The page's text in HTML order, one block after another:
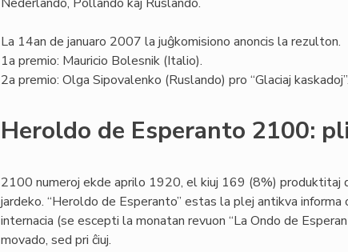
La 14an de januaro 2007 la juĝkomisiono anoncis la rezulton.
1a premio: Mauricio Bolesnik (Italio).
2a premio: Olga Sipovalenko (Ruslando) pro “Glaciaj kaskadoj”.
Heroldo de Esperanto 2100:
2100 numeroj ekde aprilo 1920, el kiuj 169 (8%) produktitaj
jardeko. “Heroldo de Esperanto” estas la plej antikva
internacia (se escepti la monatan revuon “La Ondo de
movado, sed pri ĉiuj.